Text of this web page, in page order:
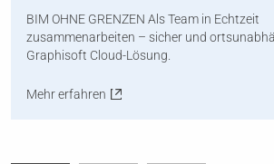
BIM OHNE GRENZEN Als Team in Echtzeit
zusammenarbeiten – sicher und
Graphisoft Cloud-Lösung.
Mehr erfahren